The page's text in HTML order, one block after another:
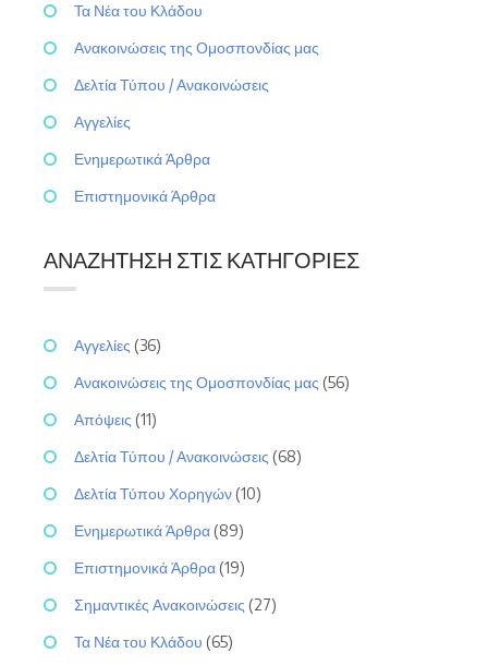
Τα Νέα του Κλάδου
Ανακοινώσεις της Ομοσπονδίας μας
Δελτία Τύπου / Ανακοινώσεις
Αγγελίες
Ενημερωτικά Άρθρα
Επιστημονικά Άρθρα
ΑΝΑΖΉΤΗΣΗ ΣΤΙΣ ΚΑΤΗΓΟΡΊΕΣ
Αγγελίες (36)
Ανακοινώσεις της Ομοσπονδίας μας (56)
Απόψεις (11)
Δελτία Τύπου / Ανακοινώσεις (68)
Δελτία Τύπου Χορηγών (10)
Ενημερωτικά Άρθρα (89)
Επιστημονικά Άρθρα (19)
Σημαντικές Ανακοινώσεις (27)
Τα Νέα του Κλάδου (65)